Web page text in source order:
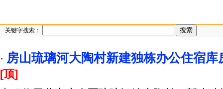
关键字搜索：
· 房山琉璃河大陶村新建独栋办公住宿库
[顶]